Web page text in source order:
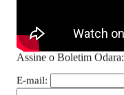
Assine o Boletim Odara:
E-mail: